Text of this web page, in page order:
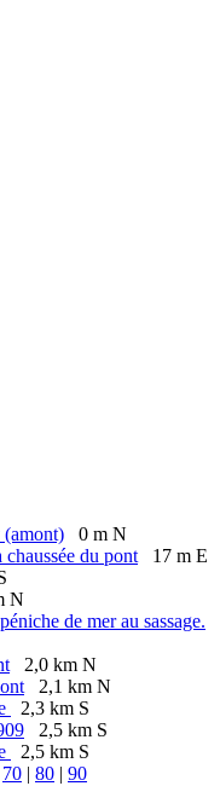
(amont) 0 m N
du pont 17 m E
N
de mer au sassage.
2,0 km N
2,1 km N
2,3 km S
2,5 km S
2,5 km S
70 | 80 | 90